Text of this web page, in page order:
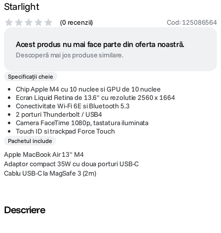
Starlight
(0 recenzii) Cod: 125086564
Acest produs nu mai face parte din oferta noastră.
Descoperă mai jos produse similare.
Specificații cheie
Chip Apple M4 cu 10 nuclee si GPU de 10 nuclee
Ecran Liquid Retina de 13.6" cu rezolutie 2560 x 1664
Conectivitate Wi-Fi 6E si Bluetooth 5.3
2 porturi Thunderbolt / USB4
Camera FaceTime 1080p, tastatura iluminata
Touch ID si trackpad Force Touch
Pachetul include
Apple MacBook Air 13" M4
Adaptor compact 35W cu doua porturi USB-C
Cablu USB-C la MagSafe 3 (2m)
Descriere